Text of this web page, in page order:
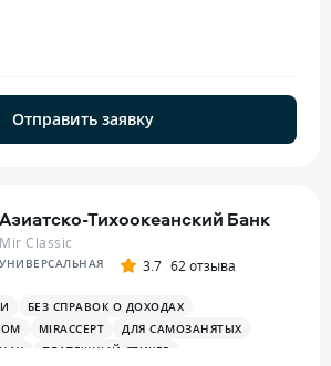
Отправить заявку
Азиатско-Тихоокеанский Банк
Mir Classic
УНИВЕРСАЛЬНАЯ 3.7 62 отзыва
БЕЗ СПРАВОК О ДОХОДАХ
MIRACCEPT
ДЛЯ САМОЗАНЯТЫХ
ПЛАТЕЖНЫЙ СТИКЕР